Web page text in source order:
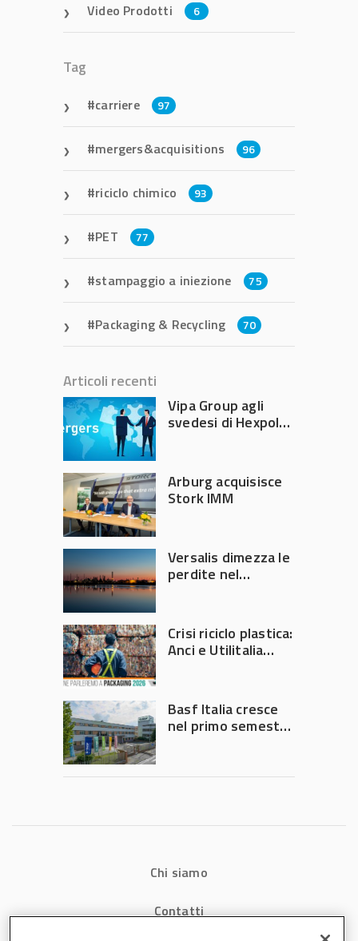
Video Prodotti 6
Tag
carriere 97
mergers&acquisitions 96
riciclo chimico 93
PET 77
stampaggio a iniezione 75
Packaging & Recycling 70
Articoli recenti
Vipa Group agli
svedesi di Hexpol
Arburg acquisisce
Stork IMM
Versalis dimezza le
perdite nel
Crisi riciclo plastica:
Anci e Utilitalia
Governo
Basf Italia cresce
nel primo semestre
Chi siamo
Contatti